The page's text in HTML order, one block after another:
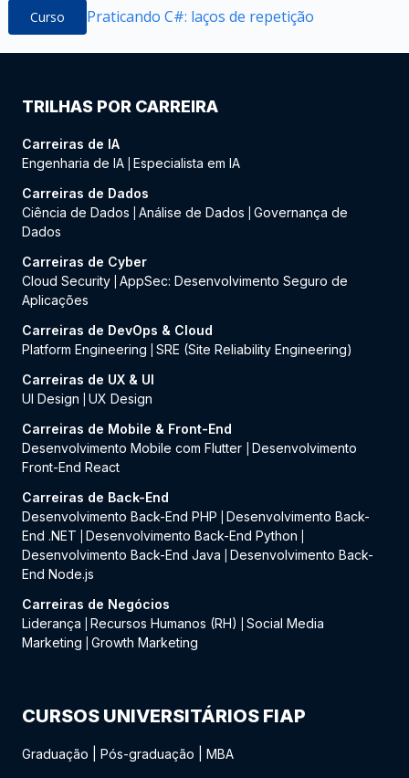
Curso Praticando C#: laços de repetição
TRILHAS POR CARREIRA
Carreiras de IA
Engenharia de IA Especialista em IA
Carreiras de Dados
Ciência de Dados
Análise de Dados
Governança de
Dados
Carreiras de Cyber
Cloud Security AppSec: Desenvolvimento Seguro de
Aplicações
Carreiras de DevOps & Cloud
Platform Engineering
SRE (Site Reliability Engineering)
Carreiras de UX & UI
UI Design
UX Design
Carreiras de Mobile & Front-End
Desenvolvimento Mobile com Flutter
Desenvolvimento
Front-End React
Carreiras de Back-End
Desenvolvimento Back-End PHP
Desenvolvimento Back-
End .NET
Desenvolvimento Back-End Python
Desenvolvimento Back-End Java
Desenvolvimento Back-
End Node.js
Carreiras de Negócios
Liderança
Recursos Humanos (RH)
Social Media
Marketing
Growth Marketing
CURSOS UNIVERSITÁRIOS FIAP
Graduação Pós-graduação MBA